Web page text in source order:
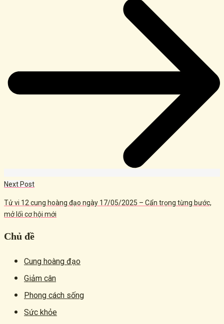
Next Post
Tử vi 12 cung hoàng đạo ngày 17/05/2025 – Cẩn trọng từng bước,
mở lối cơ hội mới
Chủ đề
Cung hoàng đạo
Giảm cân
Phong cách sống
Sức khỏe